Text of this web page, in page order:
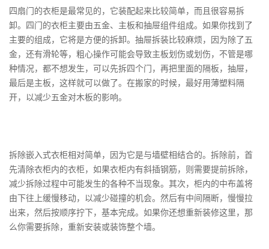
四扇门的衣柜是最常见的，它装配起来比较简单，而且很容易拆
卸。四门的衣柜主要由五金、主板和抽屉组件组成。如果你找到了
主要的组成，它将是方便的拆卸。抽屉拆装比较麻烦，因为除了五
金，还有滑轮等，粗心操作可能会导致主板划伤或划伤，不管是哪
种情况，都不想发生，可以先拆四个门，再把里面的隔板，抽屉，
最后是主板，这样就可以做了。在搬家的时候，最好用薄塑料隔
开，以减少五金对木板的影响。
拆除嵌入式衣柜相对简单，因为它是与墙壁相结合的。拆除前，首
先清除衣柜内的衣柜，如果衣柜内有斜插钢筋，则需要提前拆除，
减少拆除过程中可能发生的各种不当现象。其次，柜内的中布盖将
由下往上缓慢移动，以减少碰撞的机会。然后有中间隔断，慢慢拉
出来，然后按顺序拧下，基本完成。如果你还想重新装修这里，那
么你需要拆除，重新安装或装饰整个墙。